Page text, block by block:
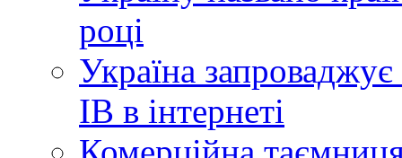
році
Україна
ІВ в інтернеті